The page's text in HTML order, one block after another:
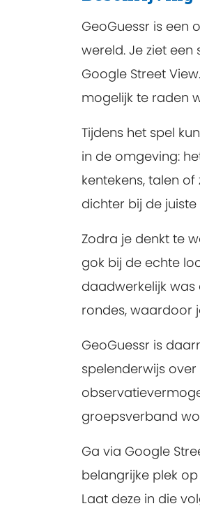
GeoGuessr is een
wereld. Je ziet
Google Street
mogelijk te raden
Tijdens het spel
in de omgeving:
kentekens, talen
dichter bij de
Zodra je denkt te
gok bij de echte
daadwerkelijk
rondes, waardoor
GeoGuessr is
spelenderwijs
groepsverband
Ga via Google
belangrijke plek
Laat deze in die